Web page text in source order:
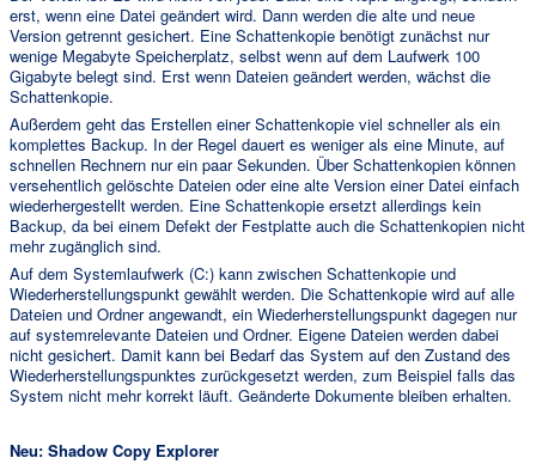
erst, wenn eine Datei geändert wird. Dann werden die alte und neue
Version getrennt gesichert. Eine Schattenkopie benötigt zunächst nur
wenige Megabyte Speicherplatz, selbst wenn auf dem Laufwerk 100
Gigabyte belegt sind. Erst wenn Dateien geändert werden, wächst die
Schattenkopie.
Außerdem geht das Erstellen einer Schattenkopie viel schneller als ein
komplettes Backup. In der Regel dauert es weniger als eine Minute, auf
schnellen Rechnern nur ein paar Sekunden. Über Schattenkopien können
versehentlich gelöschte Dateien oder eine alte Version einer Datei einfach
wiederhergestellt werden. Eine Schattenkopie ersetzt allerdings kein
Backup, da bei einem Defekt der Festplatte auch die Schattenkopien nicht
mehr zugänglich sind.
Auf dem Systemlaufwerk (C:) kann zwischen Schattenkopie und
Wiederherstellungspunkt gewählt werden. Die Schattenkopie wird auf alle
Dateien und Ordner angewandt, ein Wiederherstellungspunkt dagegen nur
auf systemrelevante Dateien und Ordner. Eigene Dateien werden dabei
nicht gesichert. Damit kann bei Bedarf das System auf den Zustand des
Wiederherstellungspunktes zurückgesetzt werden, zum Beispiel falls das
System nicht mehr korrekt läuft. Geänderte Dokumente bleiben erhalten.
Neu: Shadow Copy Explorer